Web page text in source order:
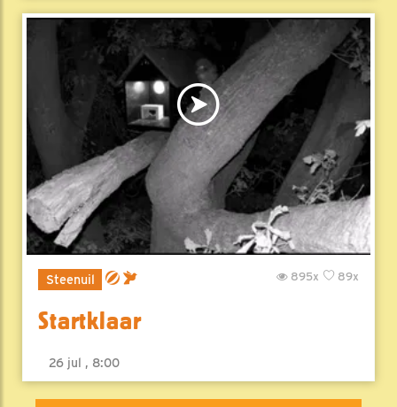
Steenuil 89x
895x
Startklaar
26 jul , 8:00